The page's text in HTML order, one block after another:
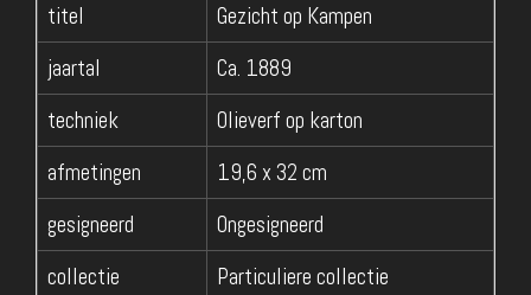
titel
Gezicht op Kampen
jaartal
Ca. 1889
techniek
Olieverf op karton
afmetingen
19,6 x 32 cm
gesigneerd
Ongesigneerd
collectie
Particuliere collectie